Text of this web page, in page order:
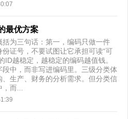
最优方案
为三句话：第一，编码只做一件
证号，不要试图让它承担可读“可
ID越稳定，越稳定的编码越值钱。
中，而非写进编码里。三级分类体
生产、财务的分析需求。但分类信
而...